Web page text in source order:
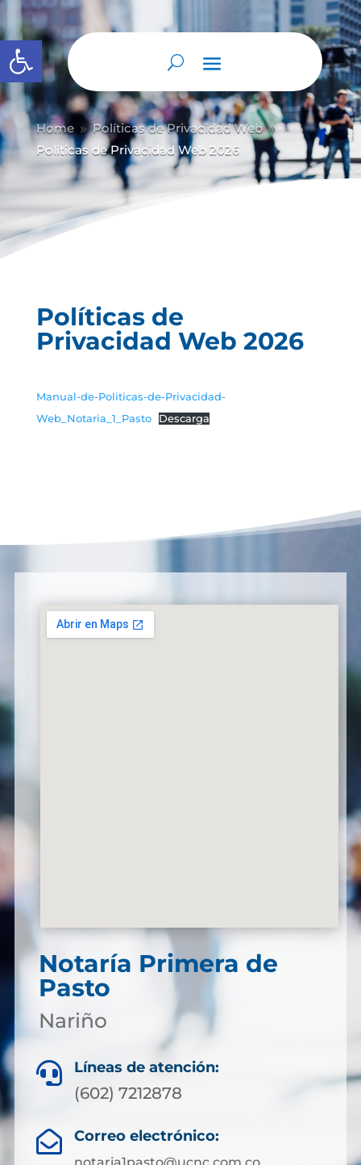
Abrir barra de herramientas
Home 9 Políticas de Privacidad Web 9
Políticas de Privacidad Web 2026
Políticas de
Privacidad Web 2026
Manual-de-Politicas-de-Privacidad-
Web_Notaria_1_Pasto
Descarga
Notaría Primera de
Pasto
Nariño
 Líneas de atención:
(602) 7212878
 Correo electrónico: